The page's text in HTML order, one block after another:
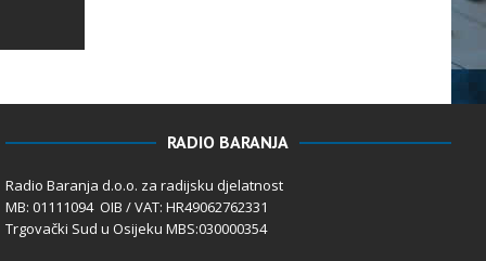
RADIO BARANJA
Radio Baranja d.o.o. za radijsku djelatnost
MB: 01111094 OIB / VAT: HR49062762331
Trgovački Sud u Osijeku MBS:030000354